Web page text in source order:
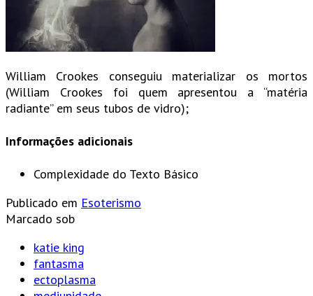
William Crookes conseguiu materializar os mortos
(William Crookes foi quem apresentou a “matéria
radiante” em seus tubos de vidro);
Informações adicionais
Complexidade do Texto Básico
Publicado em Esoterismo
Marcado sob
katie king
fantasma
ectoplasma